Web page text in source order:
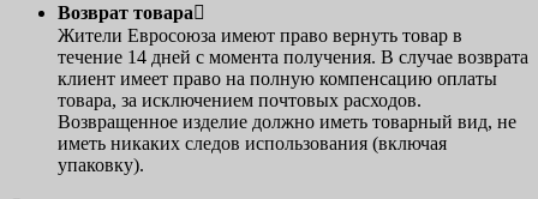
Возврат товара
Жители Евросоюза имеют право вернуть товар в
течение 14 дней с момента получения. В случае возврата
клиент имеет право на полную компенсацию оплаты
товара, за исключением почтовых расходов.
Возвращенное изделие должно иметь товарный вид, не
иметь никаких следов использования (включая
упаковку).